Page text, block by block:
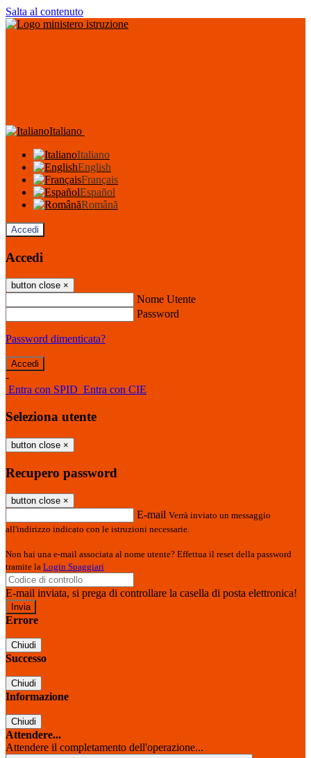
Salta al contenuto
Italiano
Italiano
English
Français
Español
Română
Accedi
Accedi
button close ×
Nome Utente
Password
Password dimenticata?
-
Entra con SPID Entra con CIE
Seleziona utente
button close ×
Recupero password
button close ×
E-mail Verrà inviato un messaggio
all'indirizzo indicato con le istruzioni necessarie.
Non hai una e-mail associata al nome utente? Effettua il reset della password
tramite la Login Spaggiari
E-mail inviata, si prega di controllare la casella di posta elettronica!
Errore
Chiudi
Successo
Chiudi
Informazione
Chiudi
Attendere...
Attendere il completamento dell'operazione...